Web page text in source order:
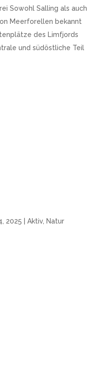
Sowohl Salling als auch
Meerforellen bekannt
des Limfjords
und südöstliche Teil
2025 Aktiv, Natur